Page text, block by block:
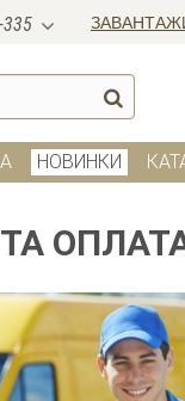
НОВИНКИ